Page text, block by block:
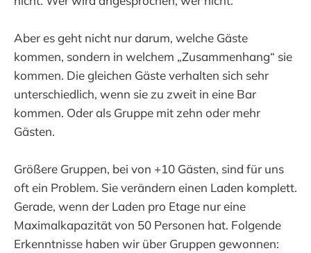
Aber es geht nicht nur darum, welche Gäste
kommen, sondern in welchem „Zusammenhang“ sie
kommen. Die gleichen Gäste verhalten sich sehr
unterschiedlich, wenn sie zu zweit in eine Bar
kommen. Oder als Gruppe mit zehn oder mehr
Gästen.
Größere Gruppen, bei von +10 Gästen, sind für uns
oft ein Problem. Sie verändern einen Laden komplett.
Gerade, wenn der Laden pro Etage nur eine
Maximalkapazität von 50 Personen hat. Folgende
Erkenntnisse haben wir über Gruppen gewonnen: